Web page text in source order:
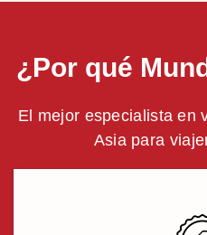
¿Por qué
El mejor especialista en
Asia para